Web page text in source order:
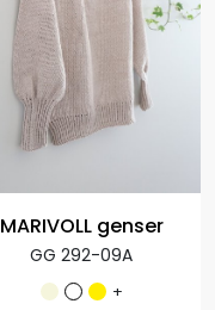
MARIVOLL genser
GG 292-09A
+